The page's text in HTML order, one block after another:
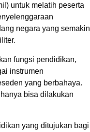
untuk melatih peserta
negara yang semakin
fungsi pendidikan,
instrumen
yang berbahaya.
bisa dilakukan
yang ditujukan bagi